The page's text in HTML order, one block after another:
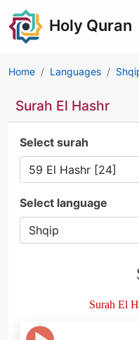
Holy Quran
Home Languages
Surah El Hashr
Select surah
Select language
Surah El